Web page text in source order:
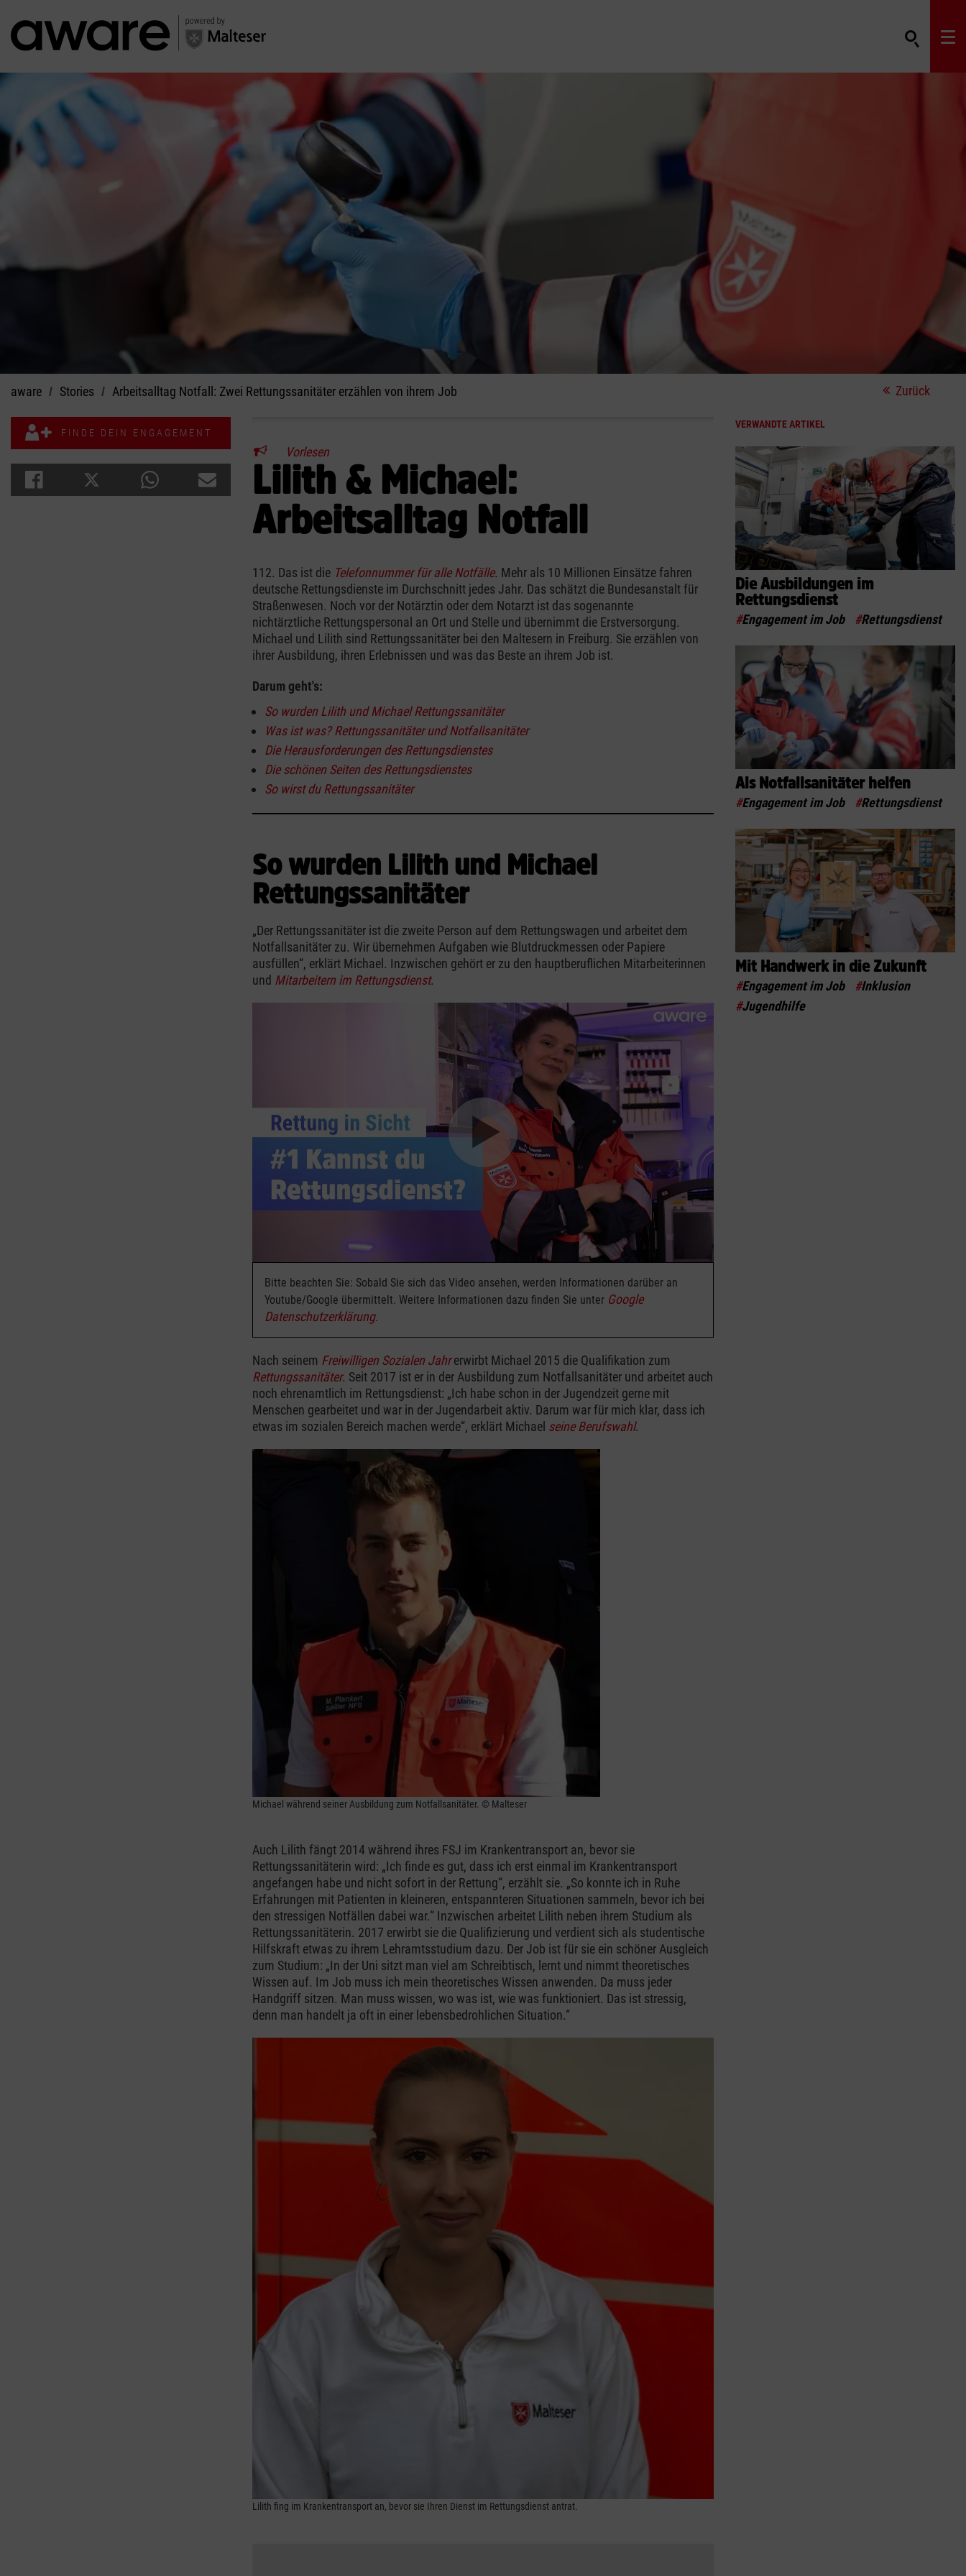
aware Stories Arbeitsalltag Notfall: Zwei Rettungssanitäter erzählen von ihrem Job Zurück
FINDE DEIN ENGAGEMENT
Vorlesen
Lilith & Michael:
Arbeitsalltag Notfall
112. Das ist die Telefonnummer für alle Notfälle. Mehr als 10 Millionen Einsätze fahren
deutsche Rettungsdienste im Durchschnitt jedes Jahr. Das schätzt die Bundesanstalt für
Straßenwesen. Noch vor der Notärztin oder dem Notarzt ist das sogenannte
nichtärztliche Rettungspersonal an Ort und Stelle und übernimmt die Erstversorgung.
Michael und Lilith sind Rettungssanitäter bei den Maltesern in Freiburg. Sie erzählen von
ihrer Ausbildung, ihren Erlebnissen und was das Beste an ihrem Job ist.
Darum geht's:
So wurden Lilith und Michael Rettungssanitäter
Was ist was? Rettungssanitäter und Notfallsanitäter
Die Herausforderungen des Rettungsdienstes
Die schönen Seiten des Rettungsdienstes
So wirst du Rettungssanitäter
So wurden Lilith und Michael
Rettungssanitäter
„Der Rettungssanitäter ist die zweite Person auf dem Rettungswagen und arbeitet dem
Notfallsanitäter zu. Wir übernehmen Aufgaben wie Blutdruckmessen oder Papiere
ausfüllen“, erklärt Michael. Inzwischen gehört er zu den hauptberuflichen Mitarbeiterinnen
und Mitarbeitern im Rettungsdienst.
Bitte beachten Sie: Sobald Sie sich das Video ansehen, werden Informationen darüber an
Youtube/Google übermittelt. Weitere Informationen dazu finden Sie unter Google
Datenschutzerklärung.
Nach seinem Freiwilligen Sozialen Jahrerwirbt Michael 2015 die Qualifikation zum
Rettungssanitäter. Seit 2017 ist er in der Ausbildung zum Notfallsanitäter und arbeitet auch
noch ehrenamtlich im Rettungsdienst: „Ich habe schon in der Jugendzeit gerne mit
Menschen gearbeitet und war in der Jugendarbeit aktiv. Darum war für mich klar, dass ich
etwas im sozialen Bereich machen werde“, erklärt Michael seine Berufswahl.
Michael während seiner Ausbildung zum Notfallsanitäter. © Malteser
Auch Lilith fängt 2014 während ihres FSJ im Krankentransport an, bevor sie
Rettungssanitäterin wird: „Ich finde es gut, dass ich erst einmal im Krankentransport
angefangen habe und nicht sofort in der Rettung“, erzählt sie. „So konnte ich in Ruhe
Erfahrungen mit Patienten in kleineren, entspannteren Situationen sammeln, bevor ich bei
den stressigen Notfällen dabei war.“ Inzwischen arbeitet Lilith neben ihrem Studium als
Rettungssanitäterin. 2017 erwirbt sie die Qualifizierung und verdient sich als studentische
Hilfskraft etwas zu ihrem Lehramtsstudium dazu. Der Job ist für sie ein schöner Ausgleich
zum Studium: „In der Uni sitzt man viel am Schreibtisch, lernt und nimmt theoretisches
Wissen auf. Im Job muss ich mein theoretisches Wissen anwenden. Da muss jeder
Handgriff sitzen. Man muss wissen, wo was ist, wie was funktioniert. Das ist stressig,
denn man handelt ja oft in einer lebensbedrohlichen Situation.“
Lilith fing im Krankentransport an, bevor sie Ihren Dienst im Rettungsdienst antrat.
VERWANDTE ARTIKEL
Die Ausbildungen im
Rettungsdienst
#Engagement im Job #Rettungsdienst
Als Notfallsanitäter helfen
#Engagement im Job #Rettungsdienst
Mit Handwerk in die Zukunft
#Engagement im Job #Inklusion
#Jugendhilfe